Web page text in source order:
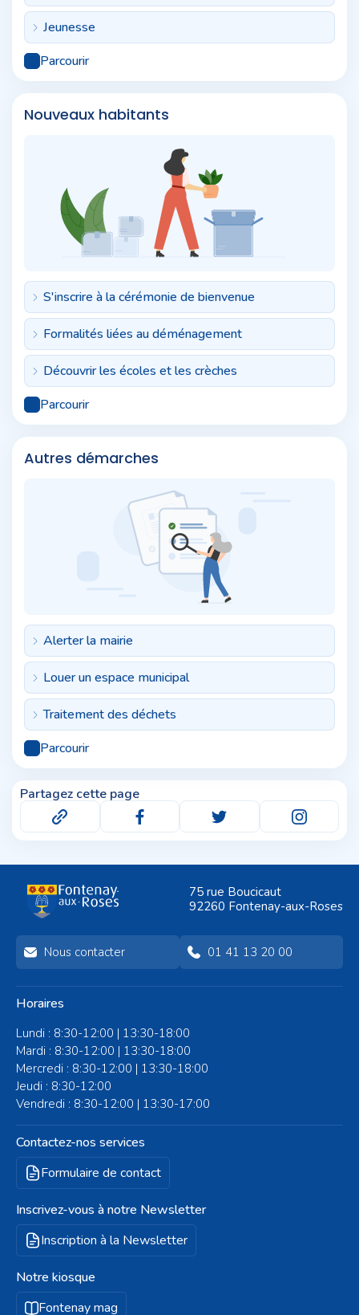
Jeunesse
Parcourir
Nouveaux habitants
S'inscrire à la cérémonie de bienvenue
Formalités liées au déménagement
Découvrir les écoles et les crèches
Parcourir
Autres démarches
Alerter la mairie
Louer un espace municipal
Traitement des déchets
Parcourir
Partagez cette page
75 rue Boucicaut
92260 Fontenay-aux-Roses
Nous contacter 01 41 13 20 00
Horaires
Lundi : 8:30-12:00 | 13:30-18:00
Mardi : 8:30-12:00 | 13:30-18:00
Mercredi : 8:30-12:00 | 13:30-18:00
Jeudi : 8:30-12:00
Vendredi : 8:30-12:00 | 13:30-17:00
Contactez-nos services
Formulaire de contact
Inscrivez-vous à notre Newsletter
Inscription à la Newsletter
Notre kiosque
Fontenay mag